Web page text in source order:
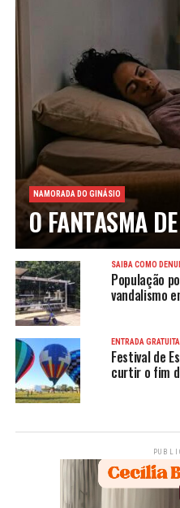
NAMORADA DO GINÁSIO
O FANTASMA
SAIBA COMO
População
vandalismo
ENTRADA GRATUITA
Festival de
curtir o fim